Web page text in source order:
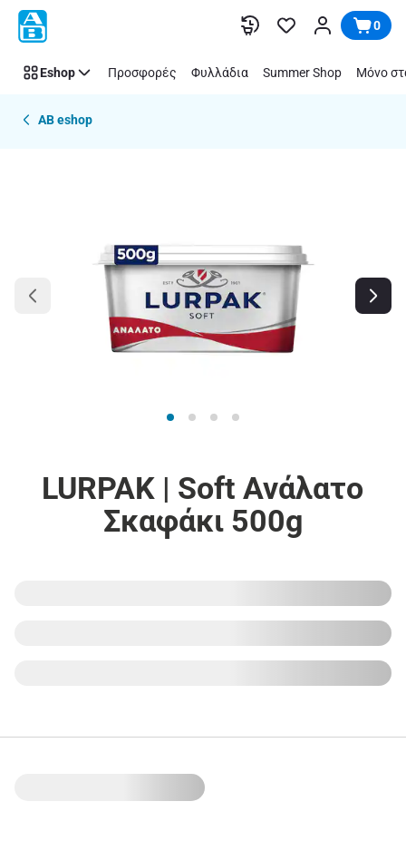
Παράλειψη 0
Eshop Προσφορές Φυλλάδια Summer Shop Μόνο
AB eshop
LURPAK | Soft Ανάλατο
Σκαφάκι 500g